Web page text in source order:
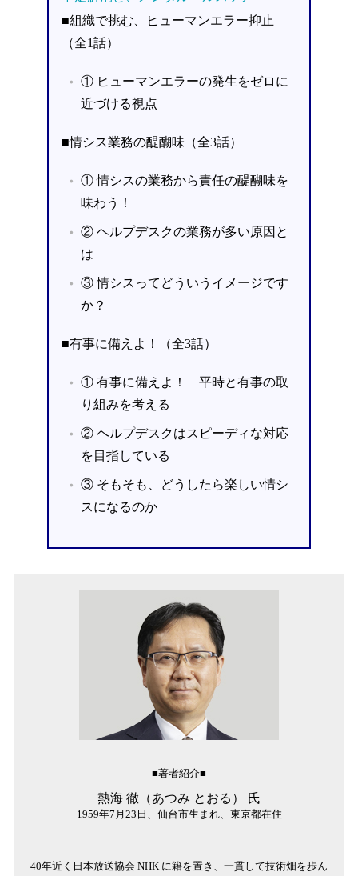
■組織で挑む、ヒューマンエラー抑止
（全1話）
① ヒューマンエラーの発生をゼロに
近づける視点
■情シス業務の醍醐味（全3話）
① 情シスの業務から責任の醍醐味を
味わう！
② ヘルプデスクの業務が多い原因と
は
③ 情シスってどういうイメージです
か？
■有事に備えよ！（全3話）
① 有事に備えよ！ 平時と有事の取
り組みを考える
② ヘルプデスクはスピーディな対応
を目指している
③ そもそも、どうしたら楽しい情シ
スになるのか
■著者紹介■
熱海 徹（あつみ とおる） 氏
1959年7月23日、仙台市生まれ、東京都在住
40年近く日本放送協会 NHK に籍を置き、一貫して技術畑を歩ん